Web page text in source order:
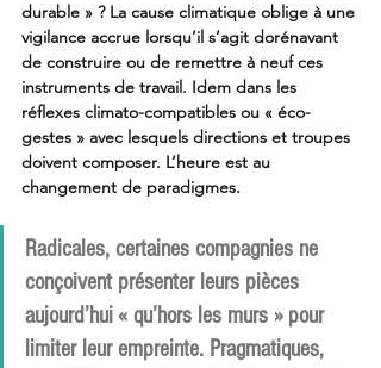
durable » ? La cause climatique oblige à une
vigilance accrue lorsqu’il s’agit dorénavant
de construire ou de remettre à neuf ces
instruments de travail. Idem dans les
réflexes climato-compatibles ou « éco-
gestes » avec lesquels directions et troupes
doivent composer. L’heure est au
changement de paradigmes.
Radicales, certaines compagnies ne
conçoivent présenter leurs pièces
aujourd’hui « qu’hors les murs » pour
limiter leur empreinte. Pragmatiques,